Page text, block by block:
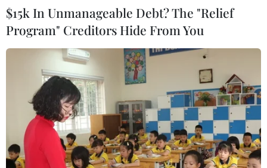
#Biến đổi khí hậu #Đê chắn sóng
#NASA
$15k In Unmanageable Debt? The "Relief
Program" Creditors Hide From You